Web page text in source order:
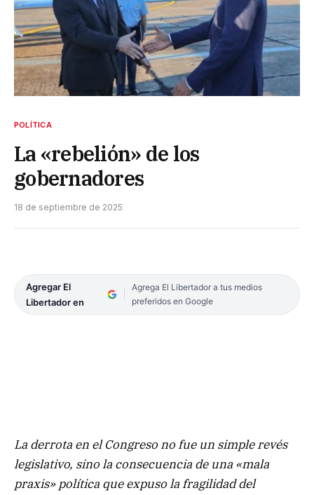
POLÍTICA
La «rebelión» de los
gobernadores
18 de septiembre de 2025
Agregar El
Libertador en
Agrega El Libertador a tus medios
preferidos en Google
La derrota en el Congreso no fue un simple revés
legislativo, sino la consecuencia de una «mala
praxis» política que expuso la fragilidad del